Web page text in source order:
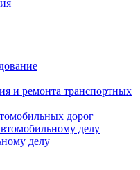
и ремонта транспортных
дорог
делу
делу